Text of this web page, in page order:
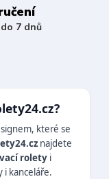
7 dnů
které se
najdete
rolety i
i kanceláře.